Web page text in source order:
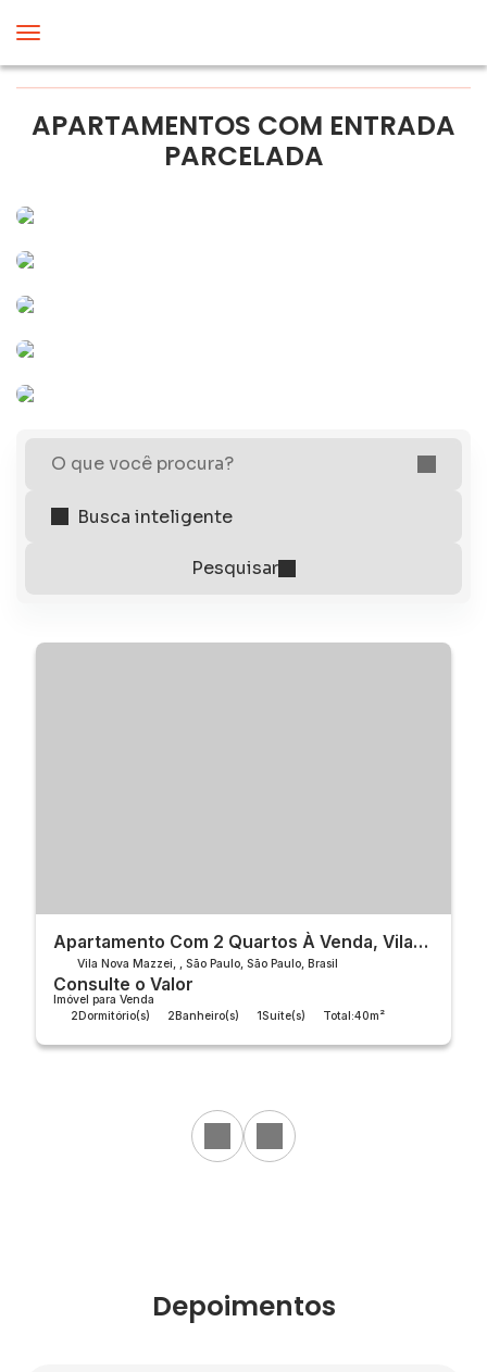
APARTAMENTOS COM ENTRADA
PARCELADA
O que você procura?
Apartamento Com 2 Quartos À Venda, Vila
Nova Mazzei - São Paulo
Vila Nova Mazzei São Paulo São Paulo Brasil
2Dormitório(s) 2Banheiro(s) 1Suíte(s) Total:40m²
Consulte o Valor
Imóvel para Venda
Depoimentos